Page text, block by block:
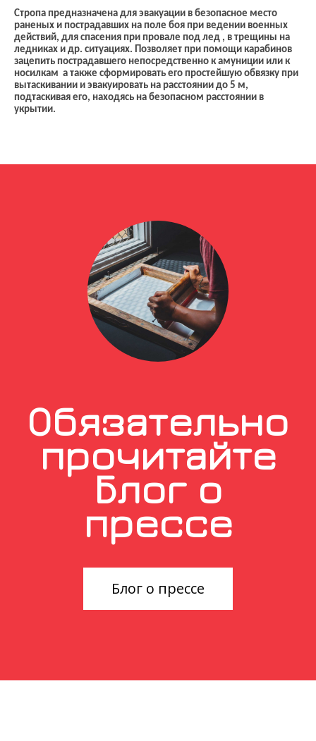
Стропа предназначена для эвакуации в безопасное место
раненых и пострадавших на поле боя при ведении военных
действий, для спасения при провале под лед , в трещины на
ледниках и др. ситуациях. Позволяет при помощи карабинов
зацепить пострадавшего непосредственно к амуниции или к
носилкам а также сформировать его простейшую обвязку при
вытаскивании и эвакуировать на расстоянии до 5 м,
подтаскивая его, находясь на безопасном расстоянии в
укрытии.
Обязательно
прочитайте
Блог о
прессе
Блог о прессе